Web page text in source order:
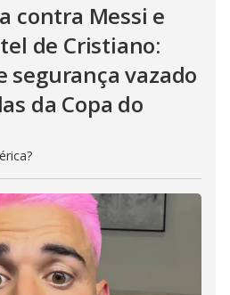
contra Messi e
de Cristiano:
segurança vazado
da Copa do